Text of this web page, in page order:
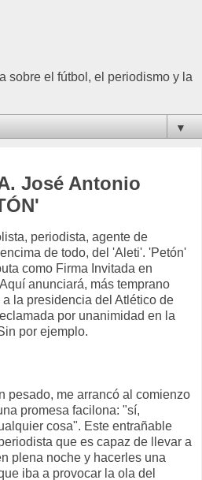
sobre el fútbol, el periodismo y la
▼
José Antonio
periodista, agente de
de todo, del 'Aleti'. 'Petón'
como Firma Invitada en
anunciará, más temprano
la presidencia del Atlético de
por unanimidad en la
por ejemplo.
pesado, me arrancó al comienzo
promesa facilona: "sí,
cosa". Este entrañable
que es capaz de llevar a
plena noche y hacerles una
iba a provocar la ola del